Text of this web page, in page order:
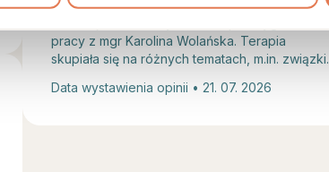
pracy z mgr Karolina Wolańska. Terapia
skupiała się na różnych tematach, m.in. związki.
Data wystawienia opinii • 21. 07. 2026